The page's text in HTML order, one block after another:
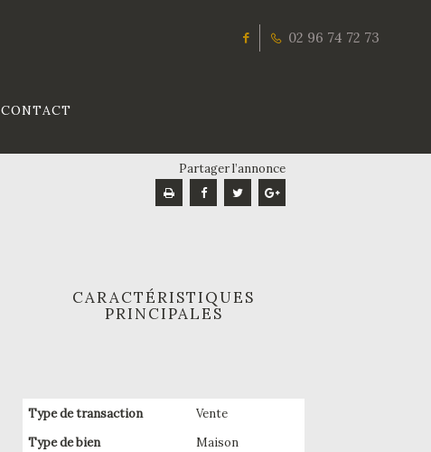
02 96 74 72 73
CONTACT
Partager l’annonce
CARACTÉRISTIQUES
PRINCIPALES
Type de transaction
Vente
Type de bien
Maison